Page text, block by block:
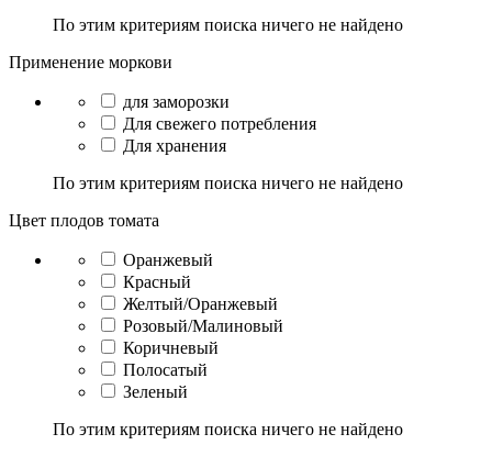
По этим критериям поиска ничего не найдено
Применение моркови
для заморозки
Для свежего потребления
Для хранения
По этим критериям поиска ничего не найдено
Цвет плодов томата
Оранжевый
Красный
Желтый/Оранжевый
Розовый/Малиновый
Коричневый
Полосатый
Зеленый
По этим критериям поиска ничего не найдено